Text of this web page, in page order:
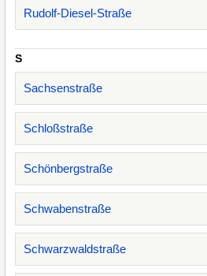
Rudolf-Diesel-Straße
S
Sachsenstraße
Schloßstraße
Schönbergstraße
Schwabenstraße
Schwarzwaldstraße